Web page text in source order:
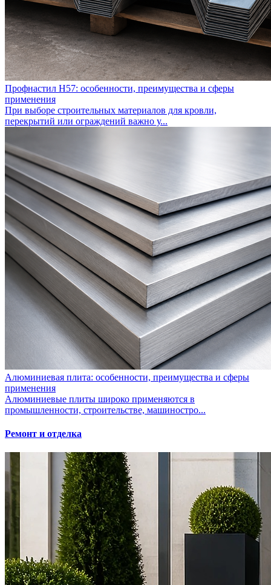
Профнастил Н57: особенности, преимущества и сферы
применения
При выборе строительных материалов для кровли,
перекрытий или ограждений важно у...
Алюминиевая плита: особенности, преимущества и сферы
применения
Алюминиевые плиты широко применяются в
промышленности, строительстве, машиностро...
Ремонт и отделка